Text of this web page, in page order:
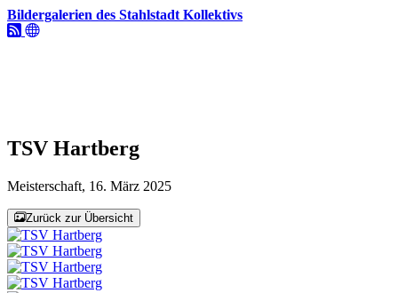
Bildergalerien des Stahlstadt Kollektivs
TSV Hartberg
Meisterschaft, 16. März 2025
Zurück zur Übersicht